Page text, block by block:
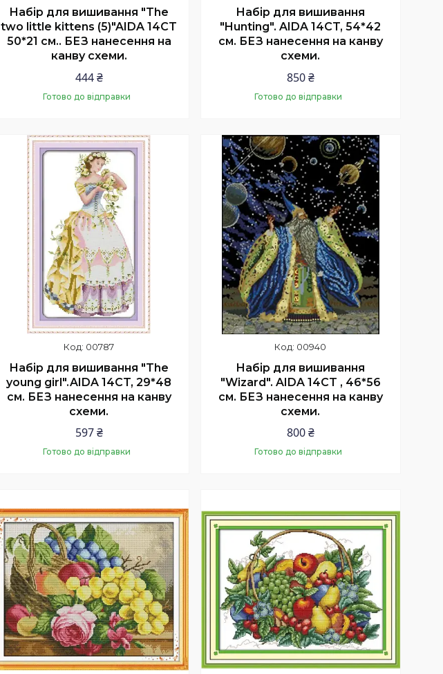
Набір для вишивання "The
two little kittens (5)"AIDA 14CT
50*21 см.. БЕЗ нанесення на
канву схеми.
444 ₴
Готово до відправки
Купити
Набір для вишивання
"Hunting". AIDA 14CT, 54*42
см. БЕЗ нанесення на канву
схеми.
850 ₴
Готово до відправки
Купити
00787
Набір для вишивання "The
young girl".AIDA 14CT, 29*48
см. БЕЗ нанесення на канву
схеми.
597 ₴
Готово до відправки
00940
Набір для вишивання
"Wizard". AIDA 14CT , 46*56
см. БЕЗ нанесення на канву
схеми.
800 ₴
Готово до відправки